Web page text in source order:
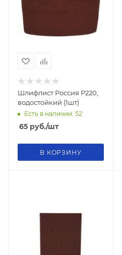
Шлифлист Россия Р220,
водостойкий (1шт)
Есть в наличии: 52
65 руб./шт
В КОРЗИНУ